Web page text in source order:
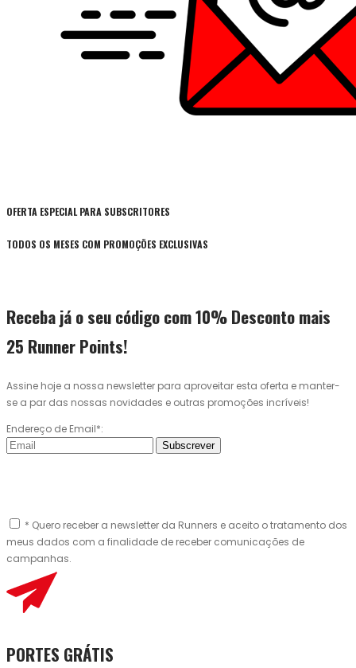
OFERTA ESPECIAL PARA SUBSCRITORES
TODOS OS MESES COM PROMOÇÕES EXCLUSIVAS
Receba já o seu código com 10% Desconto mais
25 Runner Points!
Assine hoje a nossa newsletter para aproveitar esta oferta e manter-
se a par das nossas novidades e outras promoções incríveis!
Endereço de Email*:
Subscrever
* Quero receber a newsletter da Runners e aceito o tratamento dos
meus dados com a finalidade de receber comunicações de
campanhas.
PORTES GRÁTIS